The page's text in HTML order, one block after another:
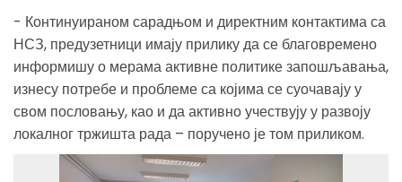
- Континуираном сарадњом и директним контактима са
НСЗ, предузетници имају прилику да се благовремено
информишу о мерама активне политике запошљавања,
изнесу потребе и проблеме са којима се суочавају у
свом пословању, као и да активно учествују у развоју
локалног тржишта рада – поручено је том приликом.